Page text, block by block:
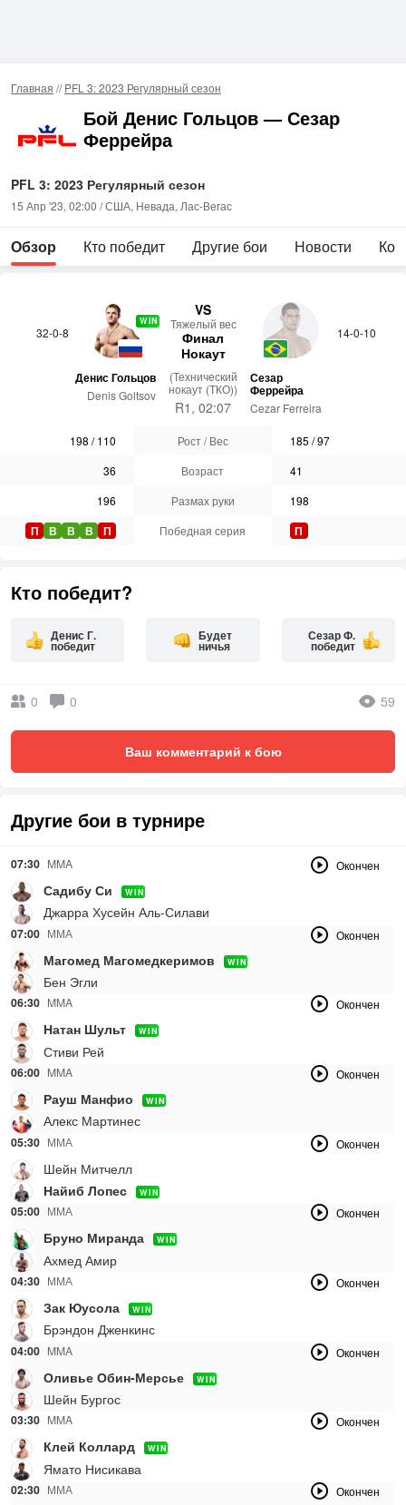
Главная //PFL 3: 2023 Регулярный сезон
Бой Денис Гольцов — Сезар
Феррейра
PFL 3: 2023 Регулярный сезон
15 Апр '23, 02:00 / США, Невада, Лас-Вегас
Обзор Кто победит Другие бои Новости
32-0-8
WIN
Денис Гольцов
Denis Goltsov
VS
Тя­желый вес
Финал
Нокаут
(Технический
нокаут (ТКО))
R1, 02:07
14-0-10
Сезар
Феррейра
Cezar Ferreira
198 /110
36
196
П В В В П
Рост / Вес
Возраст
Размах руки
Победная серия
185 /97
41
198
П
Кто победит?
Денис Г.
победит
Будет
ничья
Сезар Ф.
победит
0 0 59
Ваш комментарий к бою
Другие бои в турнире
07:30 MMA Окончен
Садибу Си WIN
Джарра Хусейн Аль-Силави
07:00 ММА Окончен
Магомед Магомедкеримов WIN
Бен Эгли
06:30 MMA Окончен
Натан Шульт WIN
Стиви Рей
06:00 MMA Окончен
Рауш Манфио WIN
Алекс Мартинес
05:30 ММА Окончен
Шейн Митчелл
Найиб Лопес
WIN
05:00 ММА Окончен
Бруно Миранда WIN
Ахмед Амир
04:30 ММА Окончен
Зак Юусола WIN
Брэндон Дженкинс
04:00 MMA Окончен
Оливье Обин-Мерсье WIN
Шейн Бургос
03:30 MMA Окончен
Клей Коллард WIN
Ямато Нисикава
02:30 ММА Окончен